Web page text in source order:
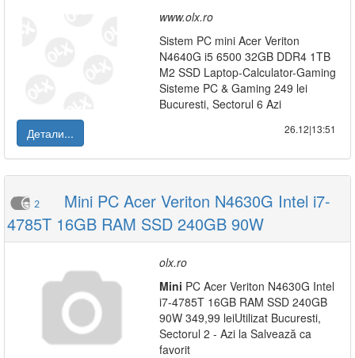
www.olx.ro
Sistem PC mini Acer Veriton
N4640G i5 6500 32GB DDR4 1TB
M2 SSD Laptop-Calculator-Gaming
Sisteme PC & Gaming 249 lei
Bucuresti, Sectorul 6 Azi
Детали...
26.12|13:51
2
Mini PC Acer Veriton N4630G Intel i7-
4785T 16GB RAM SSD 240GB 90W
olx.ro
Mini PC Acer Veriton N4630G Intel
i7-4785T 16GB RAM SSD 240GB
90W 349,99 leiUtilizat Bucuresti,
Sectorul 2 - Azi la Salvează ca
favorit